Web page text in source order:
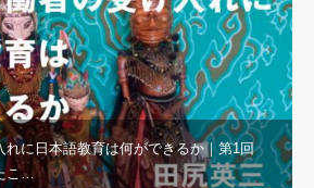
れに日本語教育は何ができるか｜第1回
こ…